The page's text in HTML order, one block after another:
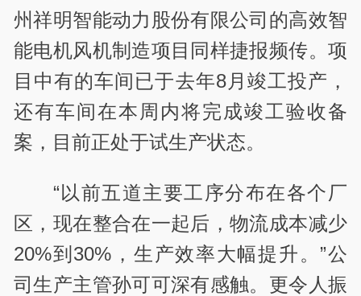
州祥明智能动力股份有限公司的高效智
能电机风机制造项目同样捷报频传。项
目中有的车间已于去年8月竣工投产，
还有车间在本周内将完成竣工验收备
案，目前正处于试生产状态。
“以前五道主要工序分布在各个厂
区，现在整合在一起后，物流成本减少
20%到30%，生产效率大幅提升。”公
司生产主管孙可可深有感触。更令人振